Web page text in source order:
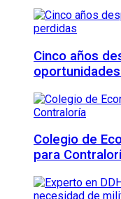
Cinco años
Colegio de
para